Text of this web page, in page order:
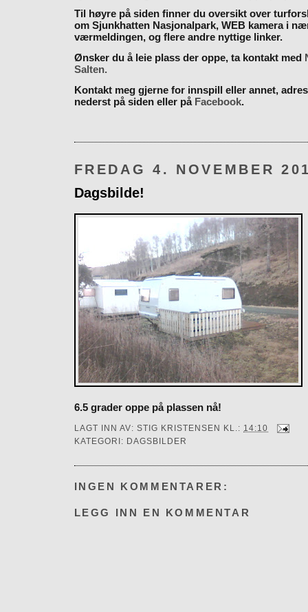
Til høyre på siden finner du oversikt over
om Sjunkhatten Nasjonalpark, WEB kamera i
værmeldingen, og flere andre nyttige linker.
Ønsker du å leie plass der oppe, ta kontakt med
Salten.
Kontakt meg gjerne for innspill eller annet,
nederst på siden eller på Facebook.
FREDAG 4. NOVEMBER
Dagsbilde!
6.5 grader oppe på plassen nå!
LAGT INN AV: STIG KRISTENSEN KL.: 14:10
KATEGORI: DAGSBILDER
INGEN KOMMENTARER:
LEGG INN EN KOMMENTAR